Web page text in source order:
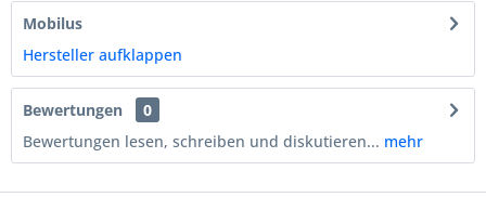
Mobilus
Hersteller aufklappen
Bewertungen
0
Bewertungen lesen, schreiben und diskutieren... mehr